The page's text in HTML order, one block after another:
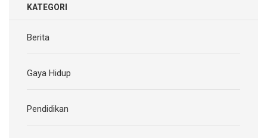
KATEGORI
Berita
Gaya Hidup
Pendidikan